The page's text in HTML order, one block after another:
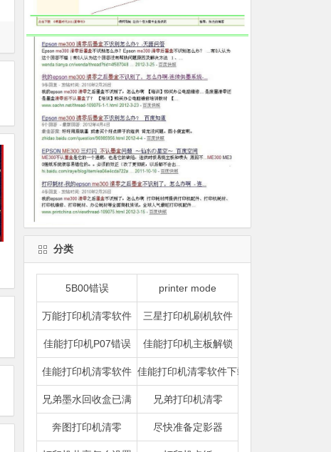
分类
5B00错误 printer mode
万能打印机清零软件 三星打印机刷机软件
佳能打印机P07错误 佳能打印机主板解锁
佳能打印机清零软件 佳能打印机清零软件下载
兄弟墨水回收盒已满 兄弟打印机清零
奔图打印机清零 尽快准备定影器